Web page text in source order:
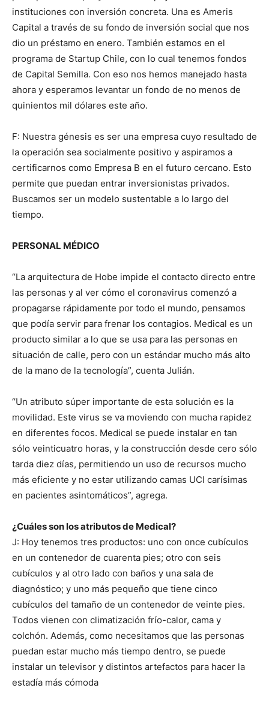
instituciones con inversión concreta. Una es Ameris
Capital a través de su fondo de inversión social que nos
dio un préstamo en enero. También estamos en el
programa de Startup Chile, con lo cual tenemos fondos
de Capital Semilla. Con eso nos hemos manejado hasta
ahora y esperamos levantar un fondo de no menos de
quinientos mil dólares este año.
F: Nuestra génesis es ser una empresa cuyo resultado de
la operación sea socialmente positivo y aspiramos a
certificarnos como Empresa B en el futuro cercano. Esto
permite que puedan entrar inversionistas privados.
Buscamos ser un modelo sustentable a lo largo del
tiempo.
PERSONAL MÉDICO
“La arquitectura de Hobe impide el contacto directo entre
las personas y al ver cómo el coronavirus comenzó a
propagarse rápidamente por todo el mundo, pensamos
que podía servir para frenar los contagios. Medical es un
producto similar a lo que se usa para las personas en
situación de calle, pero con un estándar mucho más alto
de la mano de la tecnología”, cuenta Julián.
“Un atributo súper importante de esta solución es la
movilidad. Este virus se va moviendo con mucha rapidez
en diferentes focos. Medical se puede instalar en tan
sólo veinticuatro horas, y la construcción desde cero sólo
tarda diez días, permitiendo un uso de recursos mucho
más eficiente y no estar utilizando camas UCI carísimas
en pacientes asintomáticos”, agrega.
¿Cuáles son los atributos de Medical?
J: Hoy tenemos tres productos: uno con once cubículos
en un contenedor de cuarenta pies; otro con seis
cubículos y al otro lado con baños y una sala de
diagnóstico; y uno más pequeño que tiene cinco
cubículos del tamaño de un contenedor de veinte pies.
Todos vienen con climatización frío-calor, cama y
colchón. Además, como necesitamos que las personas
puedan estar mucho más tiempo dentro, se puede
instalar un televisor y distintos artefactos para hacer la
estadía más cómoda